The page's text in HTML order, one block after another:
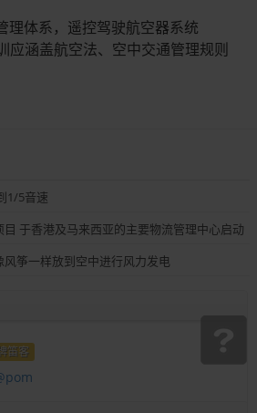
理体系，遥控驾驶航空器系统
应涵盖航空法、空中交通管理规则
1/5音速
于香港及马来西亚的主要物流管理中心启动
筝一样放到空中进行风力发电
笛客